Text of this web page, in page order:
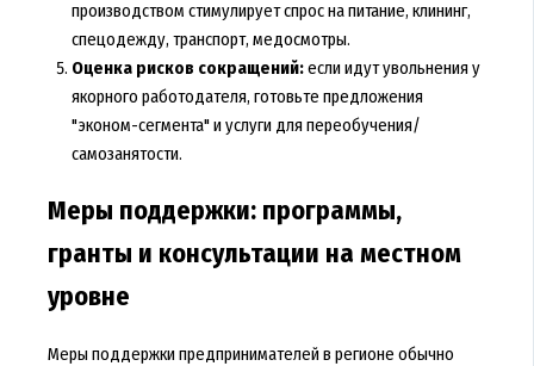
производством стимулирует спрос на питание, клининг,
спецодежду, транспорт, медосмотры.
Оценка рисков сокращений:если идут увольнения у
якорного работодателя, готовьте предложения
"эконом-сегмента" и услуги для переобучения/
самозанятости.
Меры поддержки: программы,
гранты и консультации на местном
уровне
Меры поддержки предпринимателей в регионе обычно